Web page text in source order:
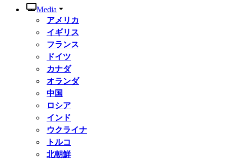
Media
アメリカ
イギリス
フランス
ドイツ
カナダ
オランダ
中国
ロシア
インド
ウクライナ
トルコ
北朝鮮